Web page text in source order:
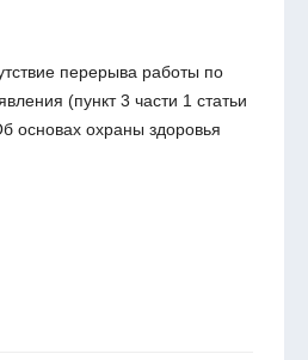
перерыва работы по
(пункт 3 части 1 статьи
основах охраны здоровья